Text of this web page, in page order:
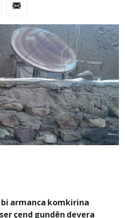
armanca komkirina
çend gundên devera